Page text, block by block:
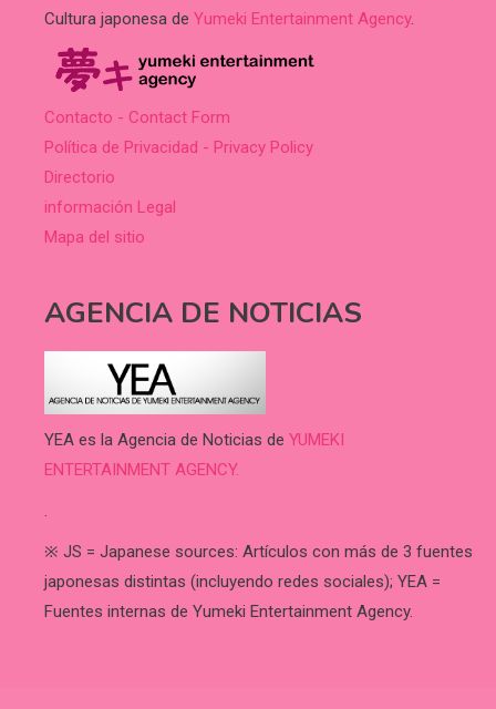
Cultura japonesa de Yumeki Entertainment Agency.
Contacto - Contact Form
Política de Privacidad - Privacy Policy
Directorio
información Legal
Mapa del sitio
AGENCIA DE NOTICIAS
YEA es la Agencia de Noticias de YUMEKI
ENTERTAINMENT AGENCY.
.
※ JS = Japanese sources: Artículos con más de 3 fuentes
japonesas distintas (incluyendo redes sociales); YEA =
Fuentes internas de Yumeki Entertainment Agency.